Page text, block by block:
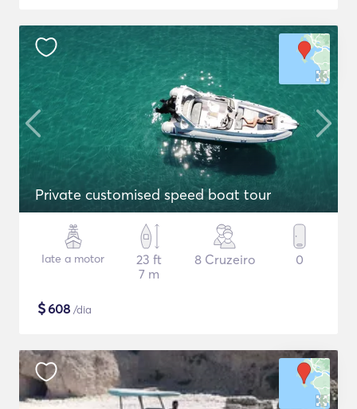
Private customised speed boat tour
Iate a motor
23 ft
7 m
8 Cruzeiro 0
$608 /dia